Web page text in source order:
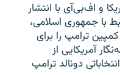
و اف‌بی‌آی با انتشار
با جمهوری اسلامی،
ترامپ را برای
آمریکایی از
دونالد ترامپ